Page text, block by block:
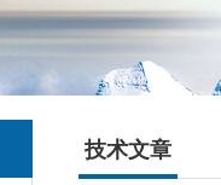
技术文章